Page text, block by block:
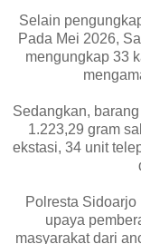
Selain
Pada Mei 2026,
mengungkap 33
Sedangkan,
1.223,29 gram
ekstasi, 34 unit
Polresta
upaya
masyarakat dari